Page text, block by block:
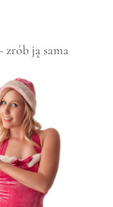
zrób ją sama